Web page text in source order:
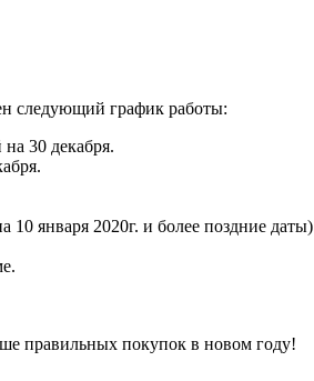
следующий график работы:
30 декабря.
10 января 2020г. и более поздние даты)
правильных покупок в новом году!